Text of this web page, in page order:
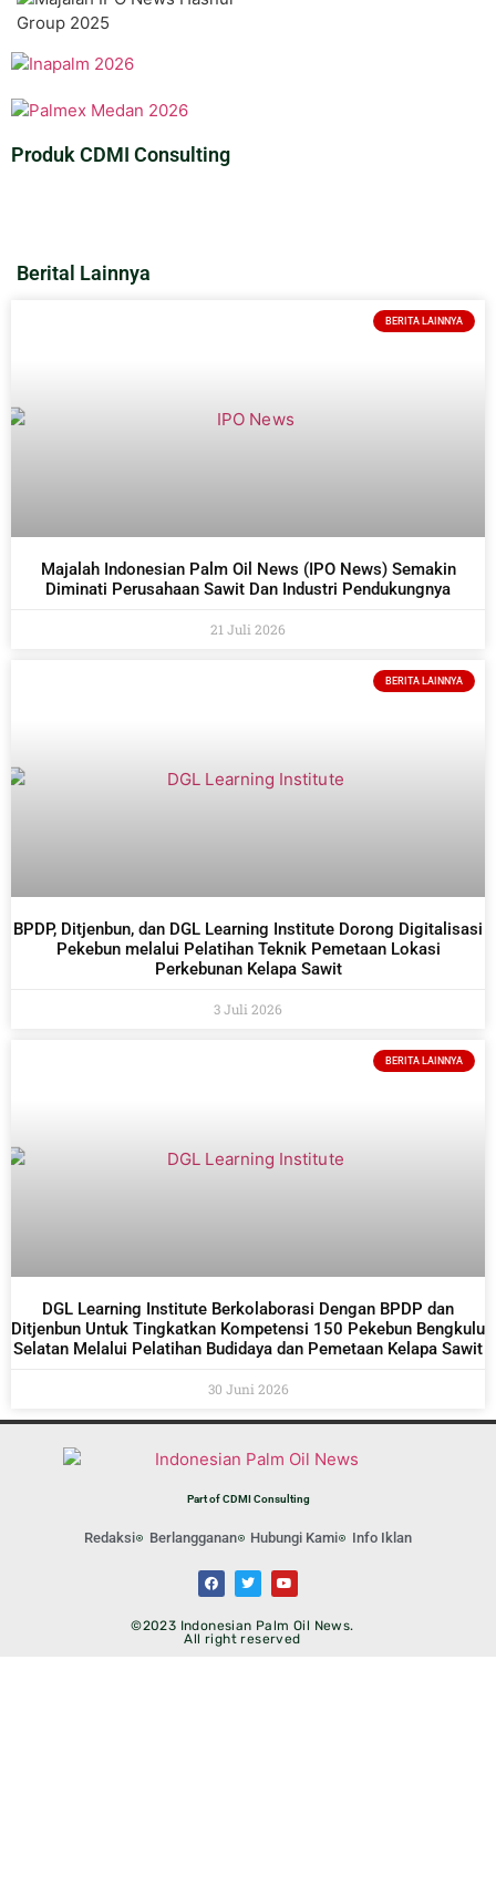
Produk CDMI Consulting
Berital Lainnya
BERITA LAINNYA
Majalah Indonesian Palm Oil News (IPO News) Semakin
Diminati Perusahaan Sawit Dan Industri Pendukungnya
21 Juli 2026
BERITA LAINNYA
BPDP, Ditjenbun, dan DGL Learning Institute Dorong Digitalisasi
Pekebun melalui Pelatihan Teknik Pemetaan Lokasi
Perkebunan Kelapa Sawit
3 Juli 2026
BERITA LAINNYA
DGL Learning Institute Berkolaborasi Dengan BPDP dan
Ditjenbun Untuk Tingkatkan Kompetensi 150 Pekebun Bengkulu
Selatan Melalui Pelatihan Budidaya dan Pemetaan Kelapa Sawit
30 Juni 2026
Part of CDMI Consulting
Redaksi Berlangganan Hubungi Kami Info Iklan
©2023 Indonesian Palm Oil News.
All right reserved